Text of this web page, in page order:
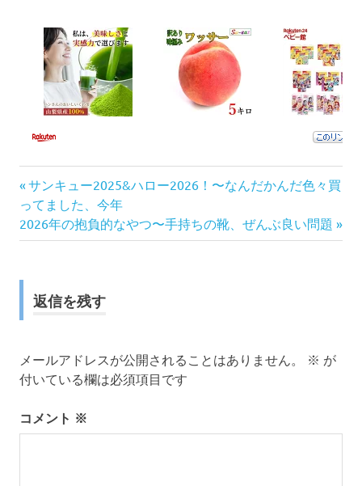
投
稿
ビ
ゲ
ー
シ
ョ
前
の
記
事:
サンキュー2025&ハロー2026！〜なんだかんだ色々買
ってました、今年
次
の
事:
2026年の抱負的なやつ〜手持ちの靴、ぜんぶ良い問題
返信を残す
メールアドレスが公開されることはありません。 ※ が
付いている欄は必須項目です
コメント ※